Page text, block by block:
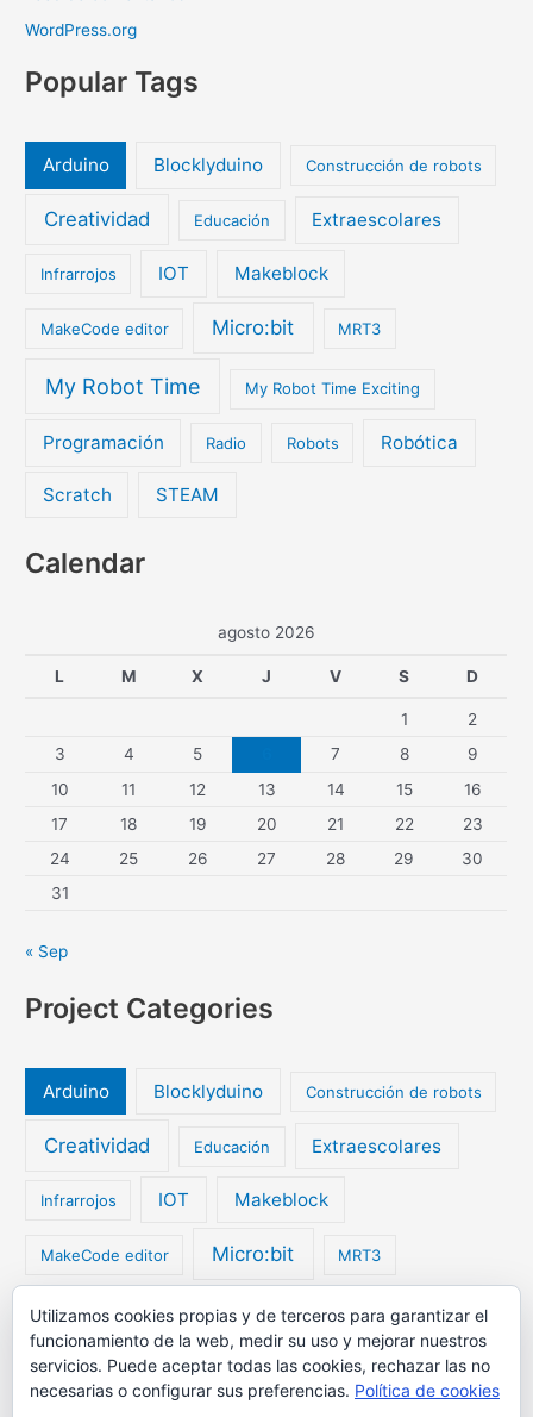
WordPress.org
Popular Tags
Arduino Blocklyduino Construcción de robots
Creatividad Educación Extraescolares
Infrarrojos IOT Makeblock
MakeCode editor Micro:bit MRT3
My Robot Time My Robot Time Exciting
Programación Radio Robots Robótica
Scratch STEAM
Calendar
agosto 2026
L M X J V S D
1
2
3
4 5 7 8
9
10
11 12 13 14 15
16
17
18 19 20 21 22
23
24
25 26 27 28 29
30
31
« Sep
Project Categories
Arduino Blocklyduino Construcción de robots
Creatividad Educación Extraescolares
Infrarrojos IOT Makeblock
MakeCode editor Micro:bit MRT3
My Robot Time My Robot Time Exciting
Programación Radio Robots Robótica
Utilizamos cookies propias y de terceros para garantizar el
funcionamiento de la web, medir su uso y mejorar nuestros
servicios. Puede aceptar todas las cookies, rechazar las no
necesarias o configurar sus preferencias. Política de cookies